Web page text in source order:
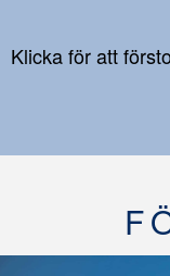
Klicka för att